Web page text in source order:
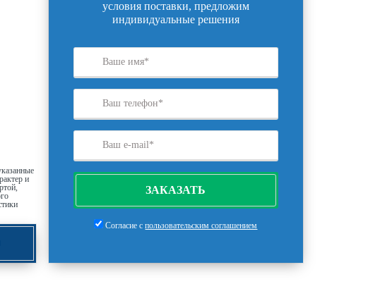
и
условия поставки, предложим
индивидуальные решения
ЗАКАЗАТЬ
Согласие спользовательским соглашением